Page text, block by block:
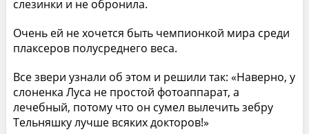
слезинки и не обронила.
Очень ей не хочется быть чемпионкой мира среди
плаксеров полусреднего веса.
Все звери узнали об этом и решили так: «Наверно, у
слоненка Луса не простой фотоаппарат, а
лечебный, потому что он сумел вылечить зебру
Тельняшку лучше всяких докторов!»